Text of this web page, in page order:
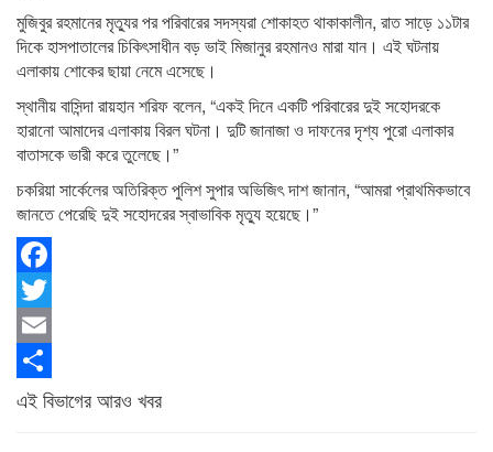
মুজিবুর রহমানের মৃত্যুর পর পরিবারের সদস্যরা শোকাহত থাকাকালীন, রাত সাড়ে ১১টার
দিকে হাসপাতালের চিকিৎসাধীন বড় ভাই মিজানুর রহমানও মারা যান। এই ঘটনায়
এলাকায় শোকের ছায়া নেমে এসেছে।
স্থানীয় বাসিন্দা রায়হান শরিফ বলেন, “একই দিনে একটি পরিবারের দুই সহোদরকে
হারানো আমাদের এলাকায় বিরল ঘটনা। দুটি জানাজা ও দাফনের দৃশ্য পুরো এলাকার
বাতাসকে ভারী করে তুলেছে।”
চকরিয়া সার্কেলের অতিরিক্ত পুলিশ সুপার অভিজিৎ দাশ জানান, “আমরা প্রাথমিকভাবে
জানতে পেরেছি দুই সহোদরের স্বাভাবিক মৃত্যু হয়েছে।”
Facebook
Twitter
Email
Share
এই বিভাগের আরও খবর